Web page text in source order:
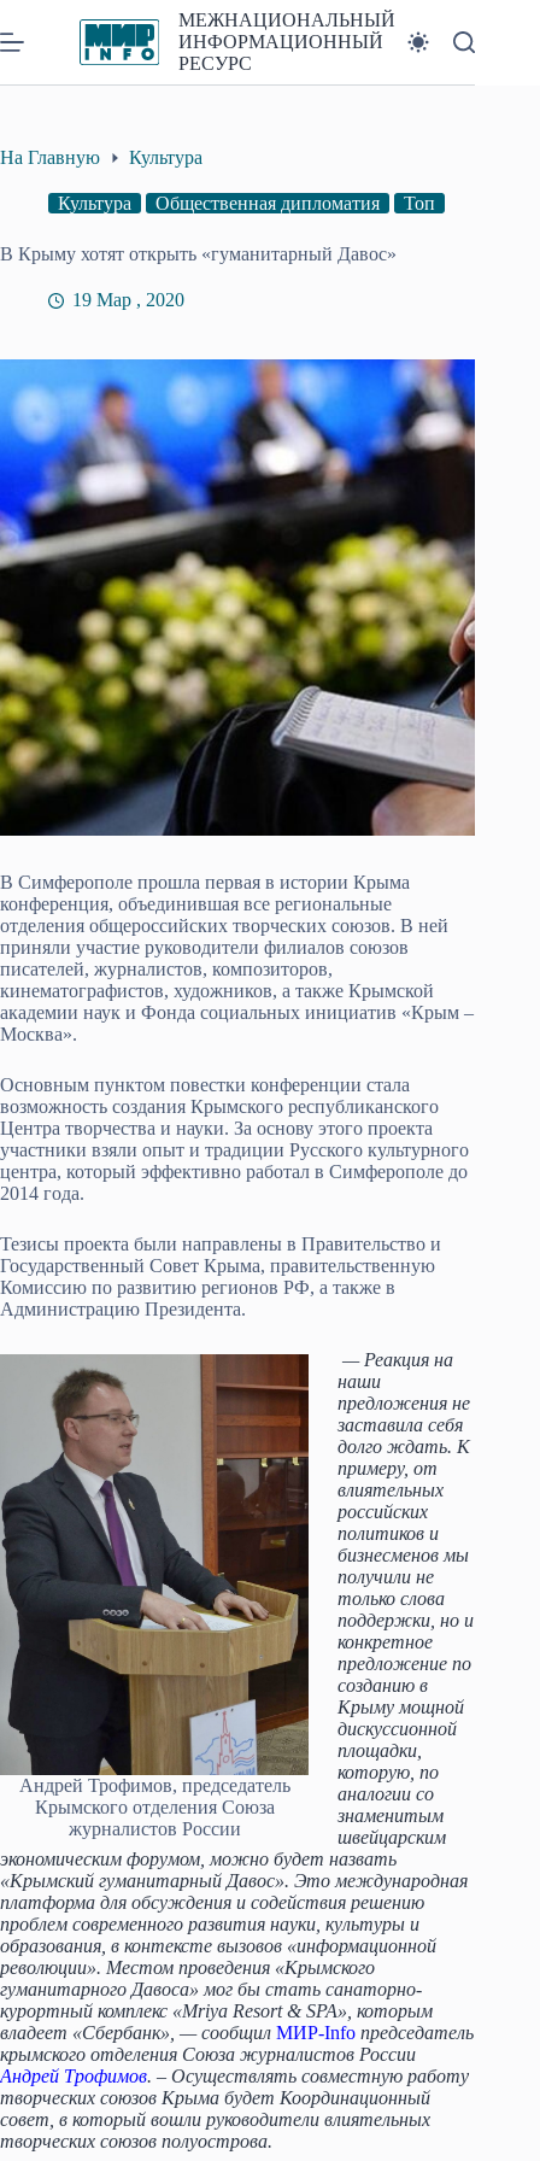
к
сути
МЕЖНАЦИОНАЛЬНЫЙ
ИНФОРМАЦИОННЫЙ
РЕСУРС
На Главную Культура
Культура Общественная дипломатия Топ
В Крыму хотят открыть «гуманитарный Давос»
19 Мар , 2020
В Симферополе прошла первая в истории Крыма
конференция, объединившая все региональные
отделения общероссийских творческих союзов. В ней
приняли участие руководители филиалов союзов
писателей, журналистов, композиторов,
кинематографистов, художников, а также Крымской
академии наук и Фонда социальных инициатив «Крым –
Москва».
Основным пунктом повестки конференции стала
возможность создания Крымского республиканского
Центра творчества и науки. За основу этого проекта
участники взяли опыт и традиции Русского культурного
центра, который эффективно работал в Симферополе до
2014 года.
Тезисы проекта были направлены в Правительство и
Государственный Совет Крыма, правительственную
Комиссию по развитию регионов РФ, а также в
Администрацию Президента.
Андрей Трофимов, председатель
Крымского отделения Союза
журналистов России
— Реакция на
наши
предложения не
заставила себя
долго ждать. К
примеру, от
влиятельных
российских
политиков и
бизнесменов мы
получили не
только слова
поддержки, но и
конкретное
предложение по
созданию в
Крыму мощной
дискуссионной
площадки,
которую, по
аналогии со
знаменитым
швейцарским
экономическим форумом, можно будет назвать
«Крымский гуманитарный Давос». Это международная
платформа для обсуждения и содействия решению
проблем современного развития науки, культуры и
образования, в контексте вызовов «информационной
революции». Местом проведения «Крымского
гуманитарного Давоса» мог бы стать санаторно-
курортный комплекс «Mriya Resort & SPA», которым
владеет «Сбербанк», — сообщил МИР-Info председатель
крымского отделения Союза журналистов России
Андрей Трофимов. – Осуществлять совместную работу
творческих союзов Крыма будет Координационный
совет, в который вошли руководители влиятельных
творческих союзов полуострова.